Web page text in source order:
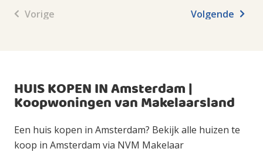
Vorige Volgende
HUIS KOPEN IN Amsterdam |
Koopwoningen van Makelaarsland
Een huis kopen in Amsterdam? Bekijk alle huizen te
koop in Amsterdam via NVM Makelaar